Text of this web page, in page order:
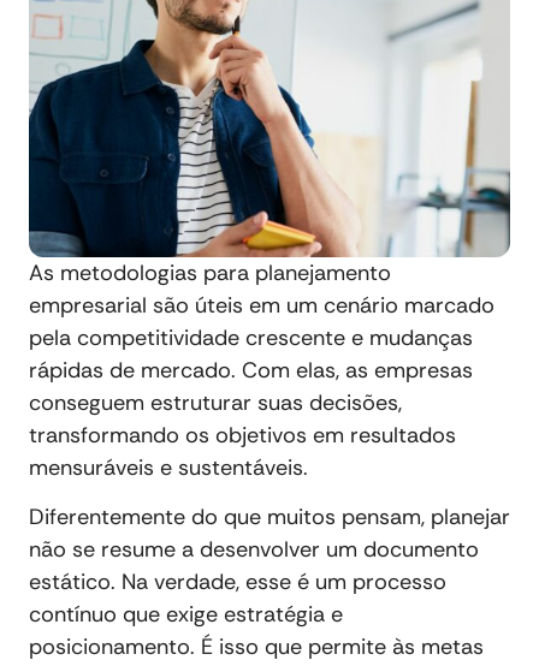
As metodologias para planejamento
empresarial são úteis em um cenário marcado
pela competitividade crescente e mudanças
rápidas de mercado. Com elas, as empresas
conseguem estruturar suas decisões,
transformando os objetivos em resultados
mensuráveis e sustentáveis.
Diferentemente do que muitos pensam, planejar
não se resume a desenvolver um documento
estático. Na verdade, esse é um processo
contínuo que exige estratégia e
posicionamento. É isso que permite às metas